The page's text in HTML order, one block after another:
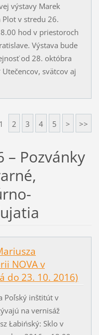
výstavy Marek
v stredu 26.
hod v priestoroch
Výstava bude
od 28. októbra
svätcov aj
1 2 3 4 5 > >>
– Pozvánky
NOVA v
do 23. 10. 2016)
Poľský inštitút v
na vernisáž
Łabińský: Sklo v